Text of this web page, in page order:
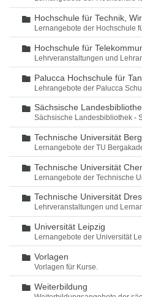
Ordner
Hochschule für Technik,
Lernangebote der Hochschule
Ordner
Hochschule für
Lehrveranstaltungen und
Ordner
Palucca Hochschule für
Lehrangebote der Palucca
Ordner
Sächsische
Sächsische Landesbibliothek -
Ordner
Technische Universität
Lernangebote der TU
Ordner
Technische Universität
Lernangebote der Technische
Ordner
Technische Universität
Lehrveranstaltungen und
Ordner
Universität Leipzig
Lernangebote der Universität
Ordner
Vorlagen
Vorlagen für Kurse.
Ordner
Weiterbildung